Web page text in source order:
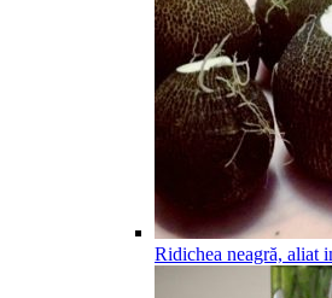
Ridichea neagră, aliat